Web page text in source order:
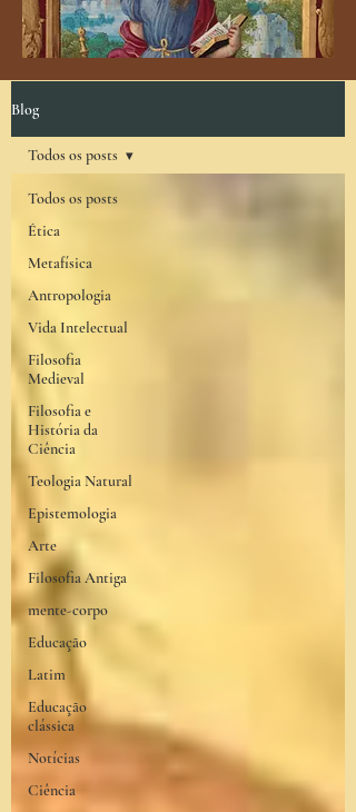
Blog
Todos os posts
Ética
Metafísica
Antropologia
Vida Intelectual
Filosofia
Medieval
Filosofia e
História da
Ciência
Teologia Natural
Epistemologia
Arte
Filosofia Antiga
mente-corpo
Educação
Latim
Educação
clássica
Notícias
Ciência
Todos os posts